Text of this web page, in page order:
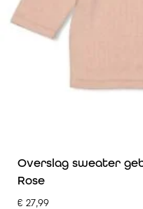
Overslag sweater
Rose
€ 27,99